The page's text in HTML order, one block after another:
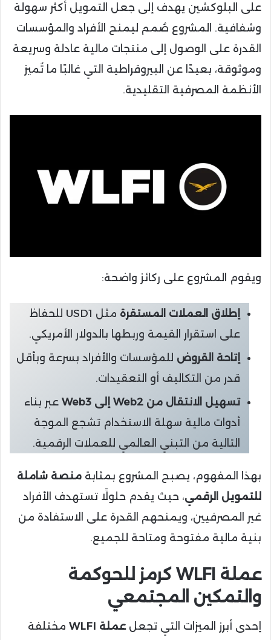
على البلوكشين يهدف إلى جعل التمويل أكثر سهولة
وشفافية. المشروع صُمم ليمنح الأفراد والمؤسسات
القدرة على الوصول إلى منتجات مالية عادلة وسريعة
وموثوقة، بعيدًا عن البيروقراطية التي غالبًا ما تُميز
الأنظمة المصرفية التقليدية.
ويقوم المشروع على ركائز واضحة:
إطلاق العملات المستقرة
مثل USD1 للحفاظ
على استقرار القيمة وربطها بالدولار الأمريكي.
إتاحة القروض للمؤسسات والأفراد بسرعة وبأقل
قدر من التكاليف أو التعقيدات.
تسهيل الانتقال من Web2 إلى Web3
عبر بناء
أدوات مالية سهلة الاستخدام تشجع الموجة
التالية من التبني العالمي للعملات الرقمية.
بهذا المفهوم، يصبح المشروع بمثابة منصة شاملة
للتمويل الرقمي، حيث يقدم حلولًا تستهدف الأفراد
غير المصرفيين، ويمنحهم القدرة على الاستفادة من
بنية مالية مفتوحة ومتاحة للجميع.
عملة WLFI كرمز للحوكمة
والتمكين المجتمعي
إحدى أبرز الميزات التي تجعلعملة WLFI
مختلفة